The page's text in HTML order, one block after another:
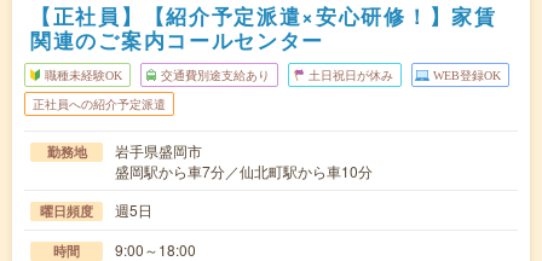
【正社員】【紹介予定派遣×安心研修！】家賃
関連のご案内コールセンター
職種未経験OK 交通費別途支給あり 土日祝日が休み WEB登録OK
正社員への紹介予定派遣
勤務地
岩手県盛岡市
盛岡駅から車7分／仙北町駅から車10分
曜日頻度 週5日
時間 9:00～18:00